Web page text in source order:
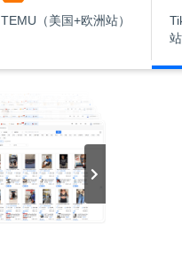
TEMU（美国+欧洲站）